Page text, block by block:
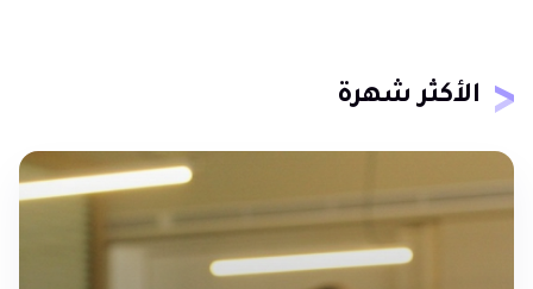
الأكثر شهرة